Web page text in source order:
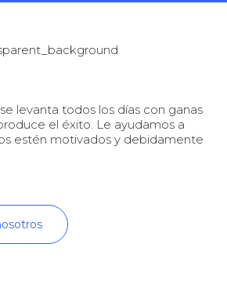
levanta todos los días con ganas
el éxito. Le ayudamos a
estén motivados y debidamente